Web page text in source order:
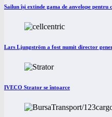
Sailun își extinde gama de anvelope pentru
Lars Ljungström a fost numit director
IVECO Strator se întoarce